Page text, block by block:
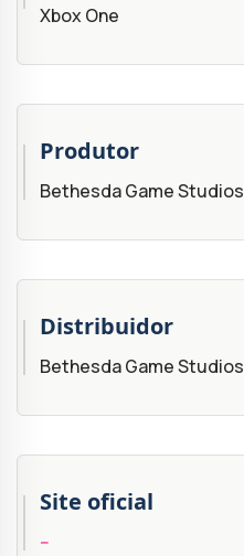
Xbox One
Produtor
Bethesda Game Studios
Distribuidor
Bethesda Game Studios
Site oficial
--